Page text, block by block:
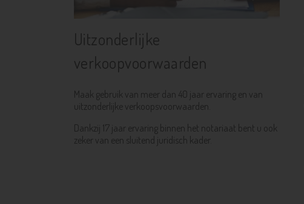
Uitzonderlijke
verkoopvoorwaarden
Maak gebruik van meer dan 40 jaar ervaring en van
uitzonderlijke verkoopsvoorwaarden.
Dankzij 17 jaar ervaring binnen het notariaat bent u ook
zeker van een sluitend juridisch kader.